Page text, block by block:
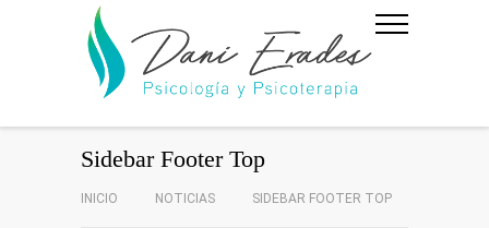
Sidebar Footer Top
INICIO NOTICIAS SIDEBAR FOOTER TOP